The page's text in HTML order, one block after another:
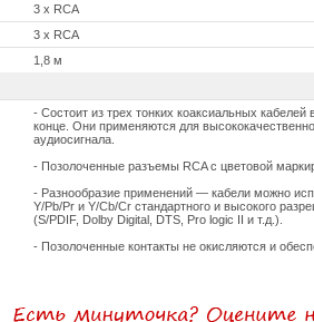
3 x RCA
3 x RCA
1,8 м
- Состоит из трех тонких коаксиальных
конце. Они применяются для
аудиосигнала.
- Позолоченные разъемы RCA с цветовой
- Разнообразие применений — кабели можно
Y/Pb/Pr и Y/Cb/Cr стандартного и высокого
(S/PDIF, Dolby Digital, DTS, Pro logic II и т.д.).
- Позолоченные контакты не окисляются и